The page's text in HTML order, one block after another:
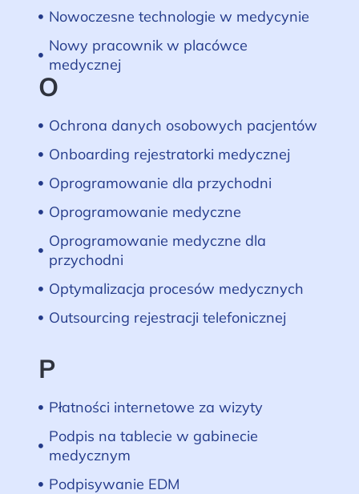
Nowoczesne technologie w medycynie
Nowy pracownik w placówce
medycznej
O
Ochrona danych osobowych pacjentów
Onboarding rejestratorki medycznej
Oprogramowanie dla przychodni
Oprogramowanie medyczne
Oprogramowanie medyczne dla
przychodni
Optymalizacja procesów medycznych
Outsourcing rejestracji telefonicznej
P
Płatności internetowe za wizyty
Podpis na tablecie w gabinecie
medycznym
Podpisywanie EDM